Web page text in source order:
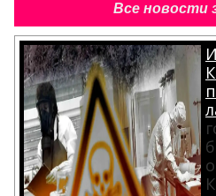
Все новости